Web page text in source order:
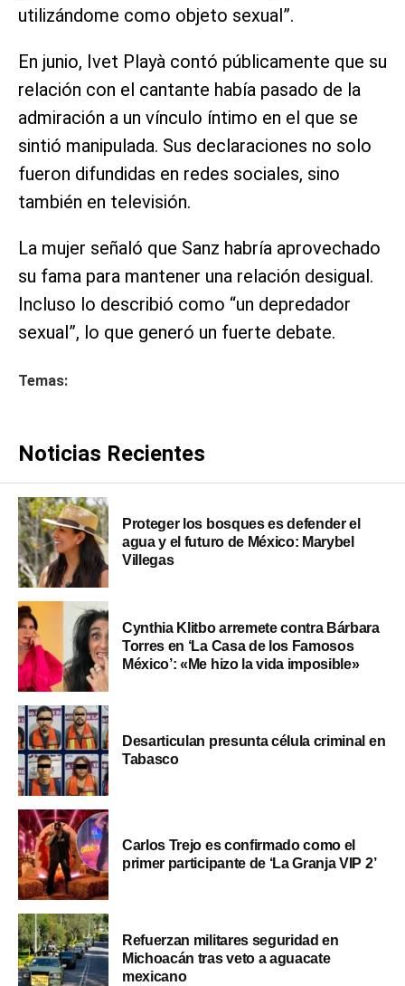
utilizándome como objeto sexual”.
En junio, Ivet Playà contó públicamente que su
relación con el cantante había pasado de la
admiración a un vínculo íntimo en el que se
sintió manipulada. Sus declaraciones no solo
fueron difundidas en redes sociales, sino
también en televisión.
La mujer señaló que Sanz habría aprovechado
su fama para mantener una relación desigual.
Incluso lo describió como “un depredador
sexual”, lo que generó un fuerte debate.
Temas:
Noticias Recientes
Proteger los bosques es defender el
agua y el futuro de México: Marybel
Villegas
Cynthia Klitbo arremete contra Bárbara
Torres en ‘La Casa de los Famosos
México’: «Me hizo la vida imposible»
Desarticulan presunta célula criminal en
Tabasco
Carlos Trejo es confirmado como el
primer participante de ‘La Granja VIP 2’
Refuerzan militares seguridad en
Michoacán tras veto a aguacate
mexicano